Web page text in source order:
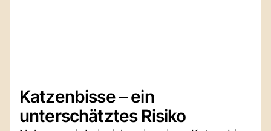
Katzenbisse – ein
unterschätztes Risiko